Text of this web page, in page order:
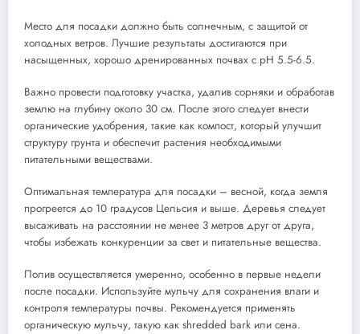
Место для посадки должно быть солнечным, с защитой от
холодных ветров. Лучшие результаты достигаются при
насыщенных, хорошо дренированных почвах с pH 5.5-6.5.
Важно провести подготовку участка, удалив сорняки и обработав
землю на глубину около 30 см. После этого следует внести
органические удобрения, такие как компост, который улучшит
структуру грунта и обеспечит растения необходимыми
питательными веществами.
Оптимальная температура для посадки – весной, когда земля
прогреется до 10 градусов Цельсия и выше. Деревья следует
высаживать на расстоянии не менее 3 метров друг от друга,
чтобы избежать конкуренции за свет и питательные вещества.
Полив осуществляется умеренно, особенно в первые недели
после посадки. Используйте мульчу для сохранения влаги и
контроля температуры почвы. Рекомендуется применять
органическую мульчу, такую как shredded bark или сена.